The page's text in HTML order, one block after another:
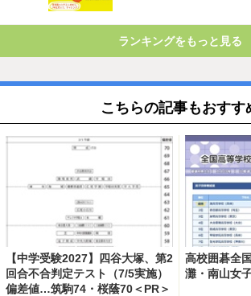
ランキングをもっと見る
こちらの記事もおすす
【中学受験2027】四谷大塚、第2
回合不合判定テスト（7/5実施）
偏差値…筑駒74・桜蔭70＜PR＞
高校囲碁全
灘・南山女